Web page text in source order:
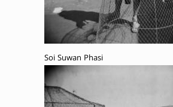
Soi Suwan Phasi